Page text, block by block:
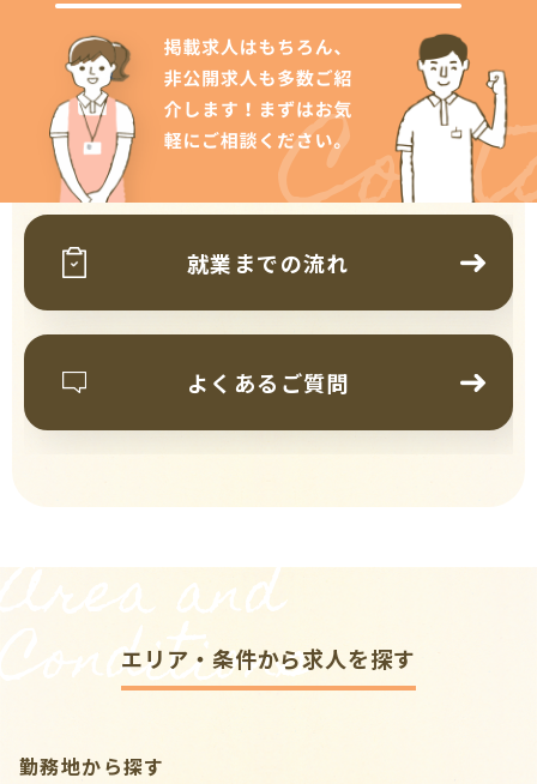
就業までの流れ
よくあるご質問
Area and
Conditions
エリア・条件から求人を探す
勤務地から探す